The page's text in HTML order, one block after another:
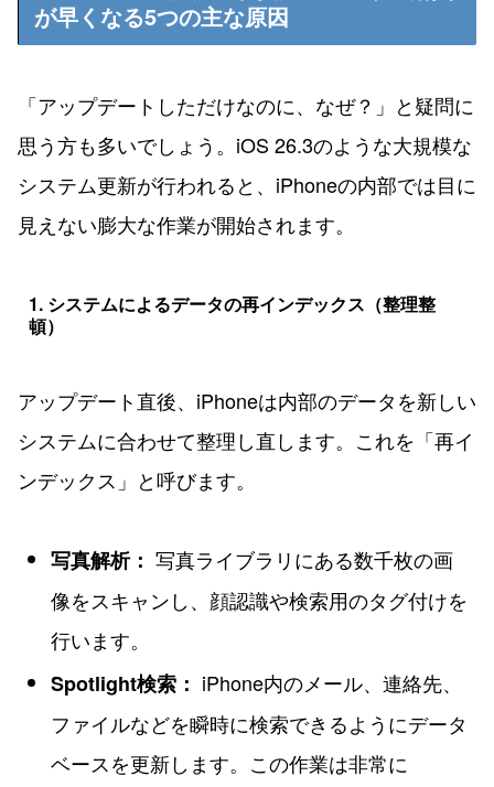
が早くなる5つの主な原因
「アップデートしただけなのに、なぜ？」と疑問に
思う方も多いでしょう。iOS 26.3のような大規模な
システム更新が行われると、iPhoneの内部では目に
見えない膨大な作業が開始されます。
1. システムによるデータの再インデックス（整理整
頓）
アップデート直後、iPhoneは内部のデータを新しい
システムに合わせて整理し直します。これを「再イ
ンデックス」と呼びます。
写真解析： 写真ライブラリにある数千枚の画
像をスキャンし、顔認識や検索用のタグ付けを
行います。
Spotlight検索： iPhone内のメール、連絡先、
ファイルなどを瞬時に検索できるようにデータ
ベースを更新します。この作業は非常に